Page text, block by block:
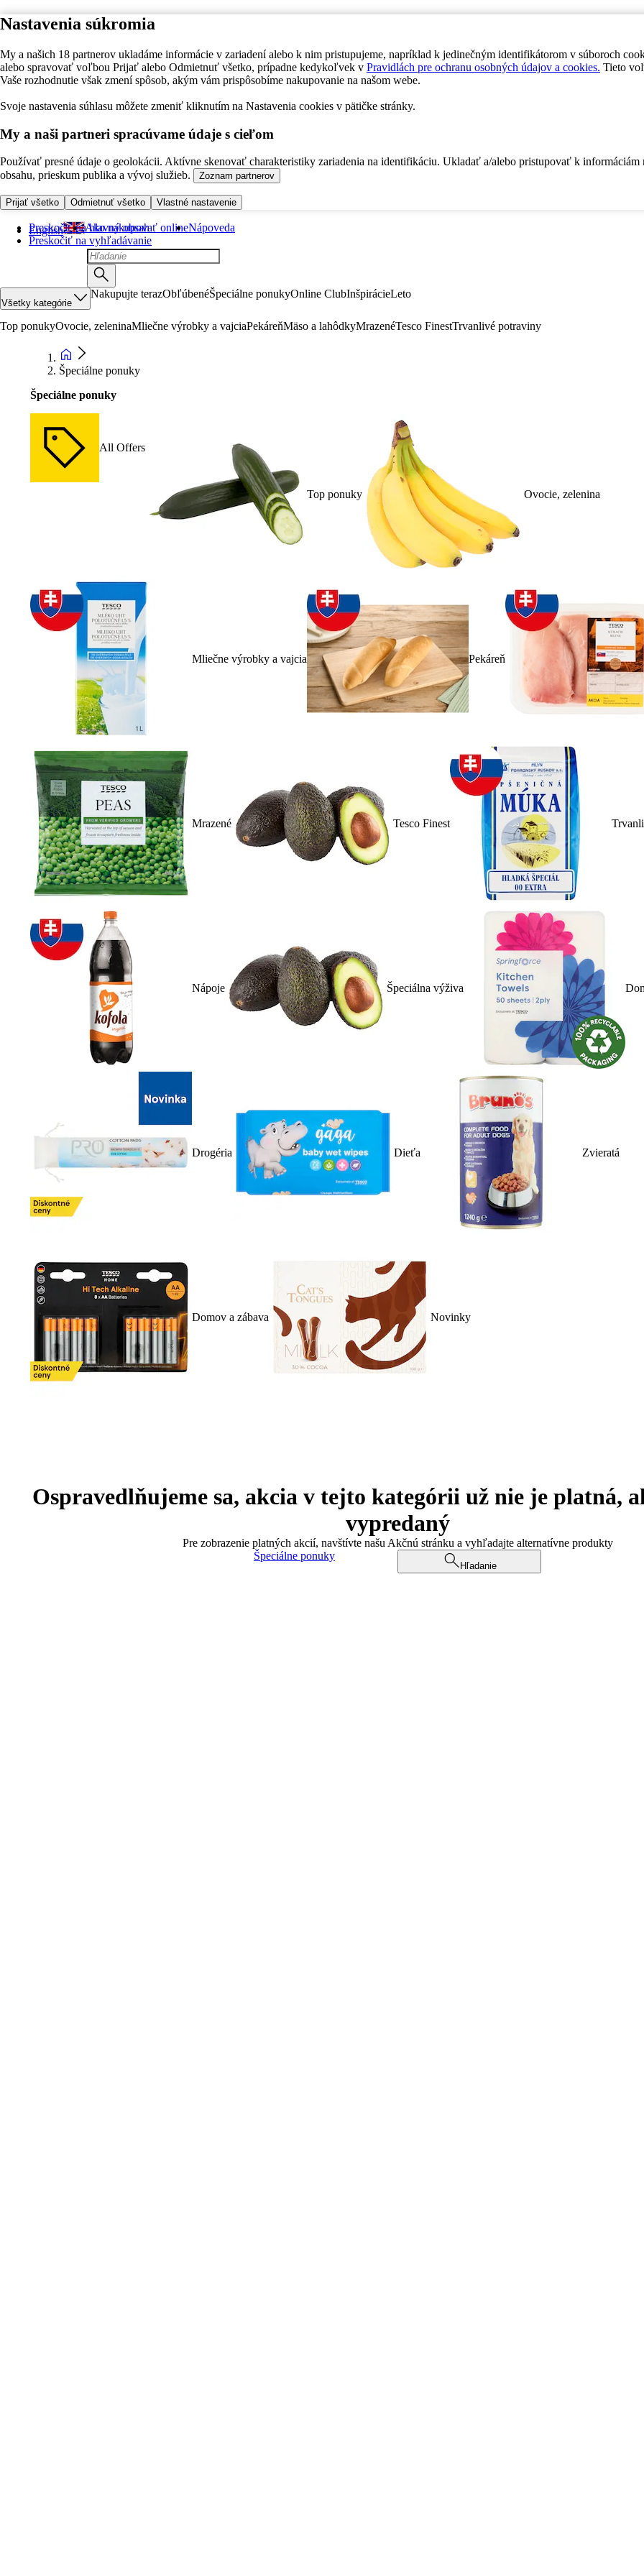
Nastavenia súkromia
My a našich 18 partnerov ukladáme informácie v zariadení alebo k nim pristupujeme, napríklad k jedinečným identifikátorom v súboroch
alebo spravovať voľbou Prijať alebo Odmietnuť všetko, prípadne kedykoľvek v Pravidlách pre ochranu osobných údajov a cookies. Tieto
Vaše rozhodnutie však zmení spôsob, akým vám prispôsobíme nakupovanie na našom webe.
Svoje nastavenia súhlasu môžete zmeniť kliknutím na Nastavenia cookies v pätičke stránky.
My a naši partneri spracúvame údaje s cieľom
Používať presné údaje o geolokácii. Aktívne skenovať charakteristiky zariadenia na identifikáciu. Ukladať a/alebo pristupovať k informáciám
obsahu, prieskum publika a vývoj služieb.
Zoznam partnerov
Prijať všetko Odmietnuť všetko Vlastné nastavenie
Preskočiť na hlavný obsah
Preskočiť na vyhľadávanie
English Ako nakupovať onlineNápoveda
Všetky kategórie
Nakupujte terazObľúbenéŠpeciálne ponukyOnline ClubInšpirácieLeto
Top ponukyOvocie, zeleninaMliečne výrobky a vajciaPekáreňMäso a lahôdkyMrazenéTesco FinestTrvanlivé potraviny
Špeciálne ponuky
Špeciálne ponuky
All Offers
Top ponuky Ovocie, zelenina
Mliečne výrobky a vajcia Pekáreň
Mrazené Tesco Finest
Nápoje Špeciálna výživa
Drogéria Dieťa Zvieratá
Domov a zábava Novinky
Ospravedlňujeme sa, akcia v tejto kategórii už nie je platná,
vypredaný
Pre zobrazenie platných akcií, navštívte našu Akčnú stránku a vyhľadajte alternatívne produkty
Špeciálne ponuky
Hľadanie